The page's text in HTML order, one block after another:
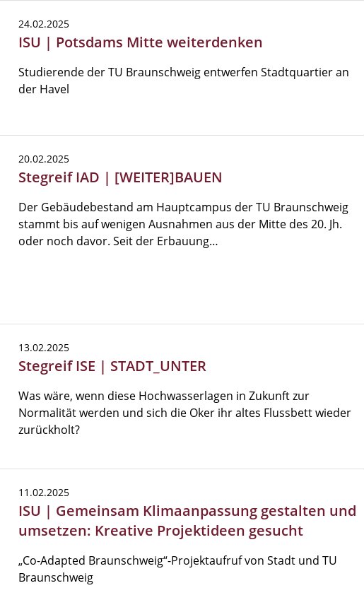
24.02.2025
ISU | Potsdams Mitte weiterdenken
Studierende der TU Braunschweig entwerfen Stadtquartier an
der Havel
20.02.2025
Stegreif IAD | [WEITER]BAUEN
Der Gebäudebestand am Hauptcampus der TU Braunschweig
stammt bis auf wenigen Ausnahmen aus der Mitte des 20. Jh.
oder noch davor. Seit der Erbauung…
13.02.2025
Stegreif ISE | STADT_UNTER
Was wäre, wenn diese Hochwasserlagen in Zukunft zur
Normalität werden und sich die Oker ihr altes Flussbett wieder
zurückholt?
11.02.2025
ISU | Gemeinsam Klimaanpassung gestalten und
umsetzen: Kreative Projektideen gesucht
„Co-Adapted Braunschweig“-Projektaufruf von Stadt und TU
Braunschweig